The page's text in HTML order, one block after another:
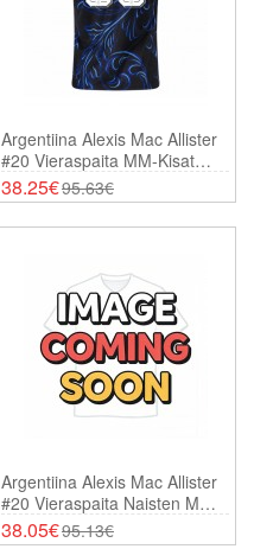
Argentiina Alexis Mac Allister
#20 Vieraspaita MM-Kisat
2026 Lyhythihainen
38.25€95.63€
Argentiina Alexis Mac Allister
#20 Vieraspaita Naisten MM-
Kisat 2026 Lyhythihainen
38.05€95.13€